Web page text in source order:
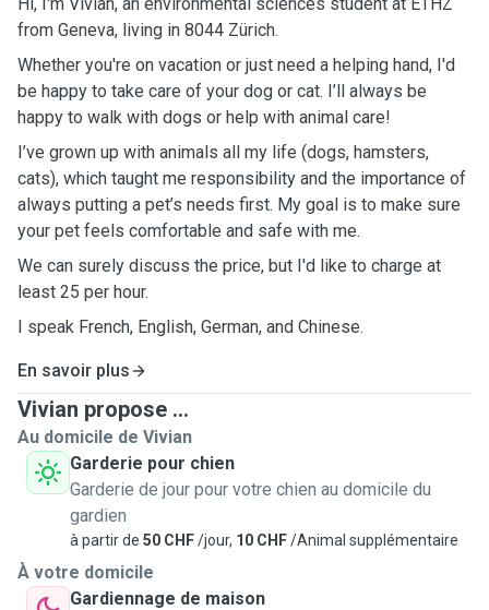
from Geneva, living in 8044 Zürich.
Whether you're on vacation or just need a helping hand, I'd
be happy to take care of your dog or cat. I’ll always be
happy to walk with dogs or help with animal care!
I’ve grown up with animals all my life (dogs, hamsters,
cats), which taught me responsibility and the importance of
always putting a pet’s needs first. My goal is to make sure
your pet feels comfortable and safe with me.
We can surely discuss the price, but I'd like to charge at
least 25 per hour.
I speak French, English, German, and Chinese.
En savoir plus
Vivian propose ...
Au domicile de Vivian
Garderie pour chien
Garderie de jour pour votre chien au domicile du
gardien
à partir de 50 CHF/jour, 10 CHF/Animal supplémentaire
À votre domicile
Gardiennage de maison